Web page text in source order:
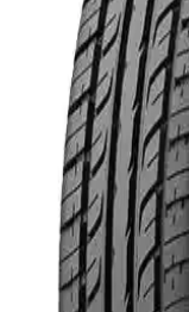
Güncel Teknoloji
Petlas 175/65 R14
tasarlanmış, yüksek
ekonomik yaz lastiği
Petlas
Yol Tutuşu ve
Petlas VeloxSport
yüksek performans ve
yol tutuşu ve konfor